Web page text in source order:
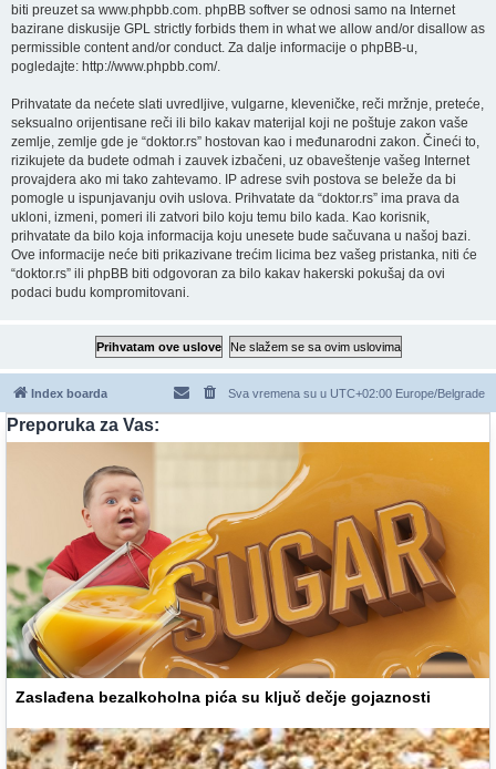
biti preuzet sa www.phpbb.com . phpBB softver se odnosi samo na Internet
bazirane diskusije GPL strictly forbids them in what we allow and/or disallow as
permissible content and/or conduct. Za dalje informacije o phpBB-u,
pogledajte: http://www.phpbb.com/.
Prihvatate da nećete slati uvredljive, vulgarne, kleveničke, reči mržnje, preteće,
seksualno orijentisane reči ili bilo kakav materijal koji ne poštuje zakon vaše
zemlje, zemlje gde je “doktor.rs” hostovan kao i međunarodni zakon. Čineći to,
rizikujete da budete odmah i zauvek izbačeni, uz obaveštenje vašeg Internet
provajdera ako mi tako zahtevamo. IP adrese svih postova se beleže da bi
pomogle u ispunjavanju ovih uslova. Prihvatate da “doktor.rs” ima prava da
ukloni, izmeni, pomeri ili zatvori bilo koju temu bilo kada. Kao korisnik,
prihvatate da bilo koja informacija koju unesete bude sačuvana u našoj bazi.
Ove informacije neće biti prikazivane trećim licima bez vašeg pristanka, niti će
“doktor.rs” ili phpBB biti odgovoran za bilo kakav hakerski pokušaj da ovi
podaci budu kompromitovani.
Index boarda Sva vremena su u UTC+02:00 Europe/Belgrade
Preporuka za Vas:
Zaslađena bezalkoholna pića su ključ dečje gojaznosti